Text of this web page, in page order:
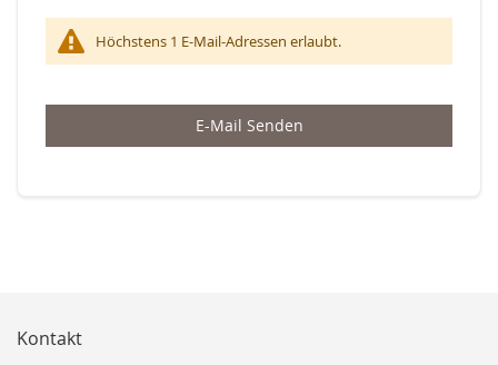
Höchstens 1 E-Mail-Adressen erlaubt.
E-Mail Senden
Kontakt